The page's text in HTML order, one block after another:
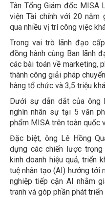
Tân Tổng Giám đốc MISA
viện Tài chính với 20 năm
qua nhiều vị trí công việc
Trong vai trò lãnh đạo
đồng hành cùng Ban lãnh
các bài toán về marketing,
thành công giải pháp
hàng tổ chức và 3,5 triệu
Dưới sự dẫn dắt của ông
nghìn nhân sự tại 5 văn
phẩm MISA trên toàn quốc
Đặc biệt, ông Lê Hồng
dựng các chiến lược
kinh doanh hiệu quả, triển
tuệ nhân tạo (AI) hướng tới
nghiệp tiếp cận AI nhằm
tranh và góp phần phát